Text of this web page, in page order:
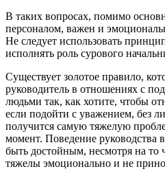
В таких вопросах, помимо
персоналом, важен и
Не следует использовать
исполнять роль сурового
Существует золотое правило,
руководитель в отношениях с
людьми так, как хотите, чтобы
если подойти с уважением, без
получится самую тяжелую
момент. Поведение руководства
быть достойным, несмотря на то
тяжелы эмоционально и не